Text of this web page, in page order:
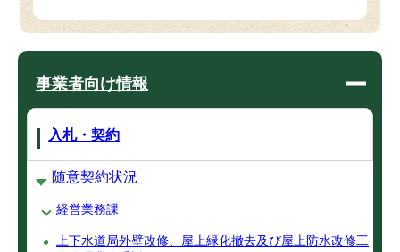
事業者向け情報
入札・契約
随意契約状況
経営業務課
上下水道局外壁改修、屋上緑化撤去及び屋上防水改修工